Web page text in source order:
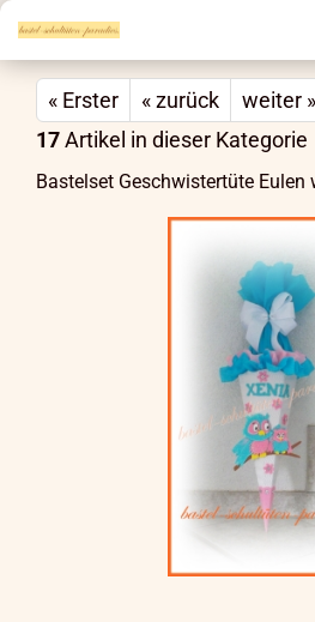
« Erster « zurück weiter »
17Artikel in dieser Kategorie
Bastelset Geschwistertüte Eulen